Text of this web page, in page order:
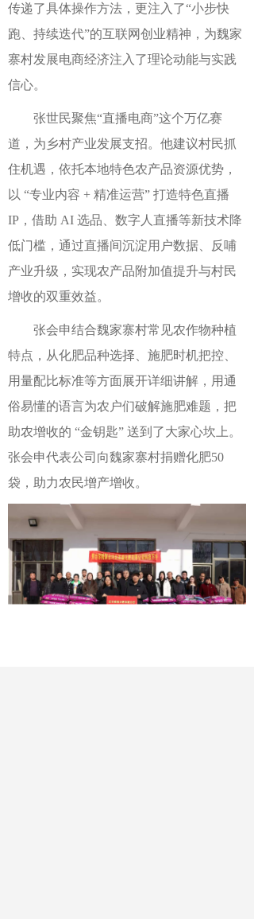
传递了具体操作方法，更注入了“小步快
跑、持续迭代”的互联网创业精神，为魏家
寨村发展电商经济注入了理论动能与实践
信心。
张世民聚焦“直播电商”这个万亿赛
道，为乡村产业发展支招。他建议村民抓
住机遇，依托本地特色农产品资源优势，
以 “专业内容 + 精准运营” 打造特色直播
IP，借助 AI 选品、数字人直播等新技术降
低门槛，通过直播间沉淀用户数据、反哺
产业升级，实现农产品附加值提升与村民
增收的双重效益。
张会申结合魏家寨村常见农作物种植
特点，从化肥品种选择、施肥时机把控、
用量配比标准等方面展开详细讲解，用通
俗易懂的语言为农户们破解施肥难题，把
助农增收的 “金钥匙” 送到了大家心坎上。
张会申代表公司向魏家寨村捐赠化肥50
袋，助力农民增产增收。